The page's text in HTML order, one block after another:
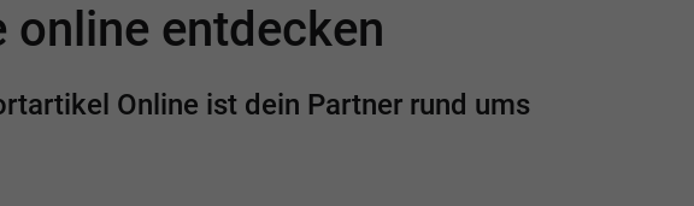
online entdecken
Online ist dein Partner rund ums